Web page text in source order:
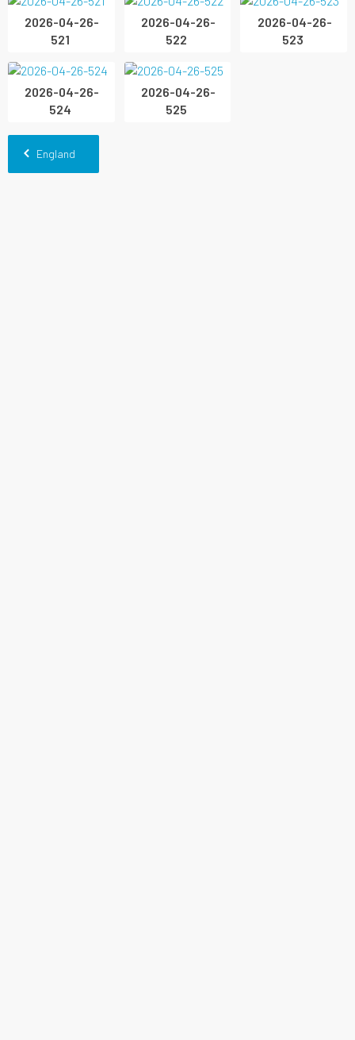
2026-04-26-
521
2026-04-26-
522
2026-04-26-
523
2026-04-26-
524
2026-04-26-
525
England